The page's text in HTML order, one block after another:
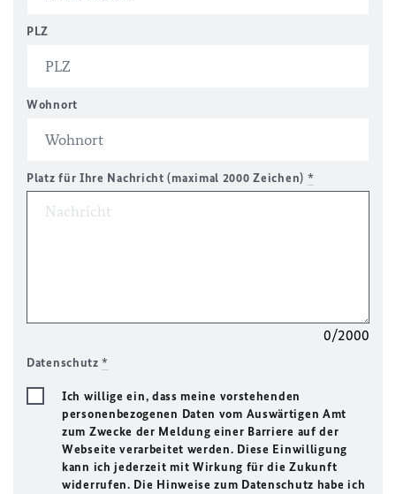
PLZ
Wohnort
Platz für Ihre Nachricht (maximal 2000 Zeichen) *
0/2000
Datenschutz*
Ich willige ein, dass meine vorstehenden
personenbezogenen Daten vom Auswärtigen Amt
zum Zwecke der Meldung einer Barriere auf der
Webseite verarbeitet werden. Diese Einwilligung
kann ich jederzeit mit Wirkung für die Zukunft
widerrufen. Die Hinweise zum Datenschutz habe ich